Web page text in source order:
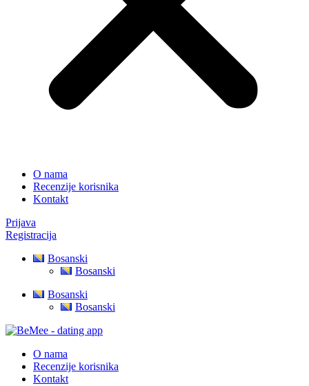
O nama
Recenzije korisnika
Kontakt
Prijava
Registracija
Bosanski
Bosanski
Bosanski
Bosanski
O nama
Recenzije korisnika
Kontakt